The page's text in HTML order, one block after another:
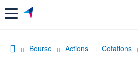
Menu
Bourse Actions Cotations